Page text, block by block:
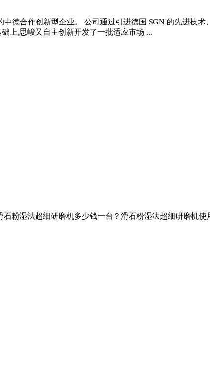
德合作创新型企业。 公司通过引进德国 SGN 的先进技术
上,思峻又自主创新开发了一批适应市场 ...
粉湿法超细研磨机多少钱一台？滑石粉湿法超细研磨机使